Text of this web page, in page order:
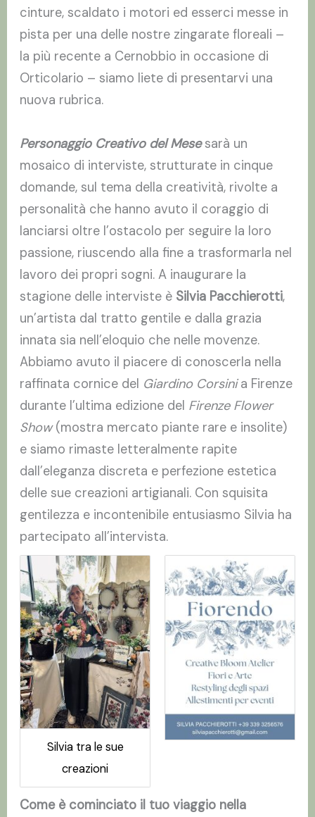
cinture, scaldato i motori ed esserci messe in
pista per una delle nostre zingarate floreali –
la più recente a Cernobbio in occasione di
Orticolario – siamo liete di presentarvi una
nuova rubrica.
Personaggio Creativo del Mesesarà un
mosaico di interviste, strutturate in cinque
domande, sul tema della creatività, rivolte a
personalità che hanno avuto il coraggio di
lanciarsi oltre l’ostacolo per seguire la loro
passione, riuscendo alla fine a trasformarla nel
lavoro dei propri sogni. A inaugurare la
stagione delle interviste è Silvia Pacchierotti,
un’artista dal tratto gentile e dalla grazia
innata sia nell’eloquio che nelle movenze.
Abbiamo avuto il piacere di conoscerla nella
raffinata cornice del Giardino Corsinia Firenze
durante l’ultima edizione del Firenze Flower
Show(mostra mercato piante rare e insolite)
e siamo rimaste letteralmente rapite
dall’eleganza discreta e perfezione estetica
delle sue creazioni artigianali. Con squisita
gentilezza e incontenibile entusiasmo Silvia ha
partecipato all’intervista.
Silvia tra le sue
creazioni
Come è cominciato il tuo viaggio nella